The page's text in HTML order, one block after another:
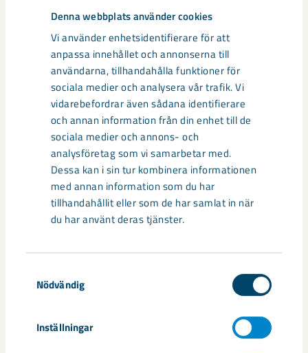
Denna webbplats använder cookies
Vi använder enhetsidentifierare för att
anpassa innehållet och annonserna till
användarna, tillhandahålla funktioner för
sociala medier och analysera vår trafik. Vi
vidarebefordrar även sådana identifierare
och annan information från din enhet till de
sociala medier och annons- och
analysföretag som vi samarbetar med.
Dessa kan i sin tur kombinera informationen
med annan information som du har
tillhandahållit eller som de har samlat in när
du har använt deras tjänster.
Nödvändig
Inställningar
Sibirien-området i gamla Kiruna
centrum avvecklas under 2026
Under sommaren 2026 fortsätter avveckling av fastigheter i
gamla Kiruna centrum på grund av den pågående gruvdriften
– bland annat ...
Handbollstalanger upptäckte en
annan sida av Kiruna